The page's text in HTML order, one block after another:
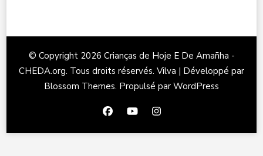
© Copyright 2026 Crianças de Hoje E De Amañha -
CHEDA.org. Tous droits réservés. Vilva | Développé par
Blossom Themes. Propulsé par WordPress